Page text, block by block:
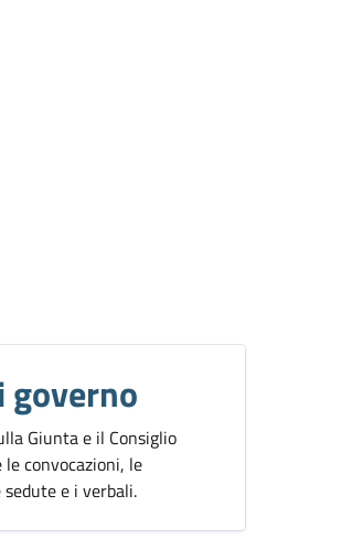
governo
Giunta e il Consiglio
convocazioni, le
e i verbali.